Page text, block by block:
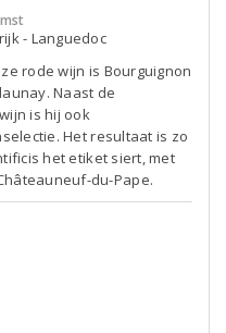
- Languedoc
rode wijn is Bourguignon
Naast de
is hij ook
Het resultaat is zo
het etiket siert, met
du-Pape.